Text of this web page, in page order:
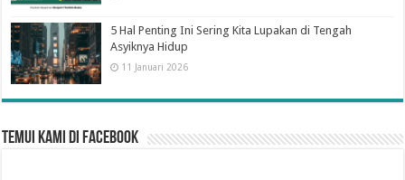
5 Hal Penting Ini Sering Kita Lupakan di Tengah
Asyiknya Hidup
11 Januari 2026
Temui Kami di Facebook